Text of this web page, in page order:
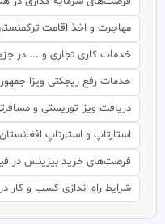
مهاجرت و اخذ اقامت
خدمات کاری تجاری و ... در
خدمات رفع ریجکتی ویزا
دریافت ویزا توریستی و
استارتاپ و استارتاپ افغانستان
فرصت‌های خرید بیزینس در
شرایط راه اندازی کسب و کار در